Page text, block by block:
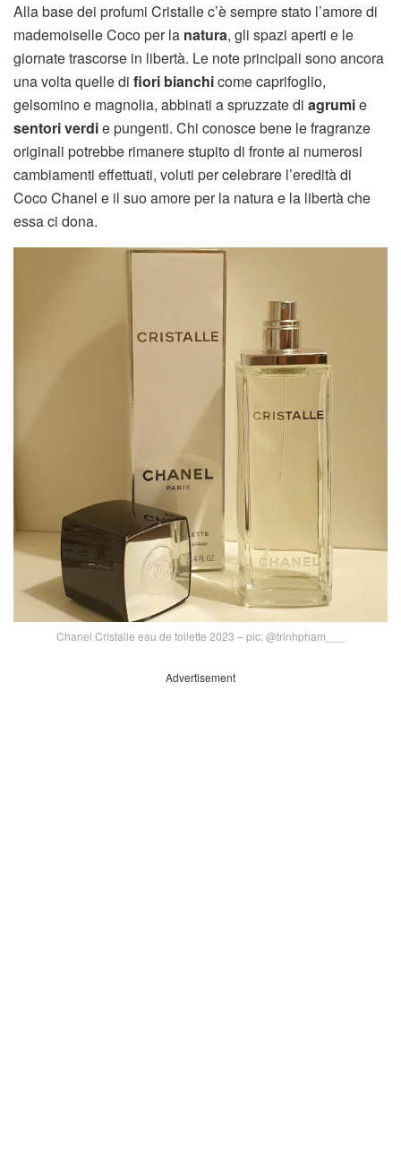
Alla base dei profumi Cristalle c’è sempre stato l’amore di
mademoiselle Coco per la natura, gli spazi aperti e le
giornate trascorse in libertà. Le note principali sono ancora
una volta quelle di fiori bianchicome caprifoglio,
gelsomino e magnolia, abbinati a spruzzate di agrumie
sentori verdie pungenti. Chi conosce bene le fragranze
originali potrebbe rimanere stupito di fronte ai numerosi
cambiamenti effettuati, voluti per celebrare l’eredità di
Coco Chanel e il suo amore per la natura e la libertà che
essa ci dona.
Chanel Cristalle eau de toilette 2023 – pic: @trinhpham___
Advertisement